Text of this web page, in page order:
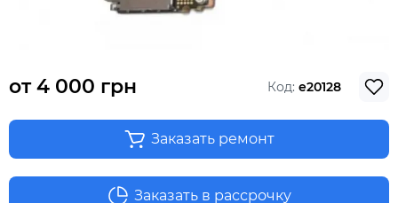
от 4 000 грн Код: e20128
Заказать ремонт
Заказать в рассрочку